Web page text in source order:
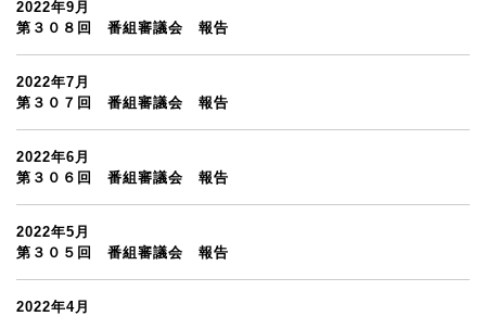
2022年9月
第３０８回 番組審議会 報告
2022年7月
第３０７回 番組審議会 報告
2022年6月
第３０６回 番組審議会 報告
2022年5月
第３０５回 番組審議会 報告
2022年4月